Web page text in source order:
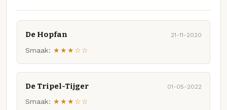
De Hopfan 21-11-2020
Smaak: ★★★☆☆
De Tripel-Tijger 01-05-2022
Smaak: ★★★☆☆